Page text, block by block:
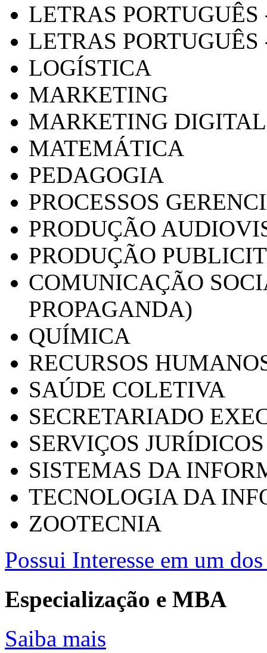
LETRAS
LETRAS PORTUGUÊS
LOGÍSTICA
MARKETING
MARKETING DIGITAL
MATEMÁTICA
PEDAGOGIA
PROCESSOS
PRODUÇÃO
PRODUÇÃO
COMUNICAÇÃO
PROPAGANDA)
QUÍMICA
RECURSOS
SAÚDE COLETIVA
SECRETARIADO
SERVIÇOS
SISTEMAS DA
TECNOLOGIA DA
ZOOTECNIA
Possui Interesse em um
Especialização e MBA
Saiba mais